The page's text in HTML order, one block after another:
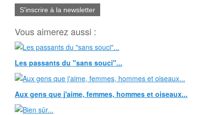
S'inscrire à la newsletter
Vous aimerez aussi :
Les passants du "sans souci"...
Aux gens que j'aime, femmes, hommes et oiseaux...